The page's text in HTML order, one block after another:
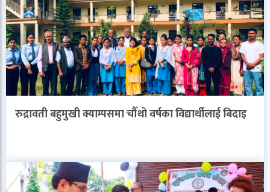
रुद्रावती बहुमुखी क्याम्पसमा चौँथो वर्षका विद्यार्थीलाई बिदाइ